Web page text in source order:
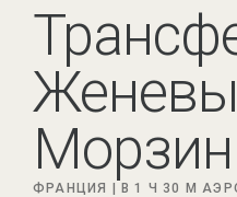
Морзин
ФРАНЦИЯ | В 1 Ч 30 М